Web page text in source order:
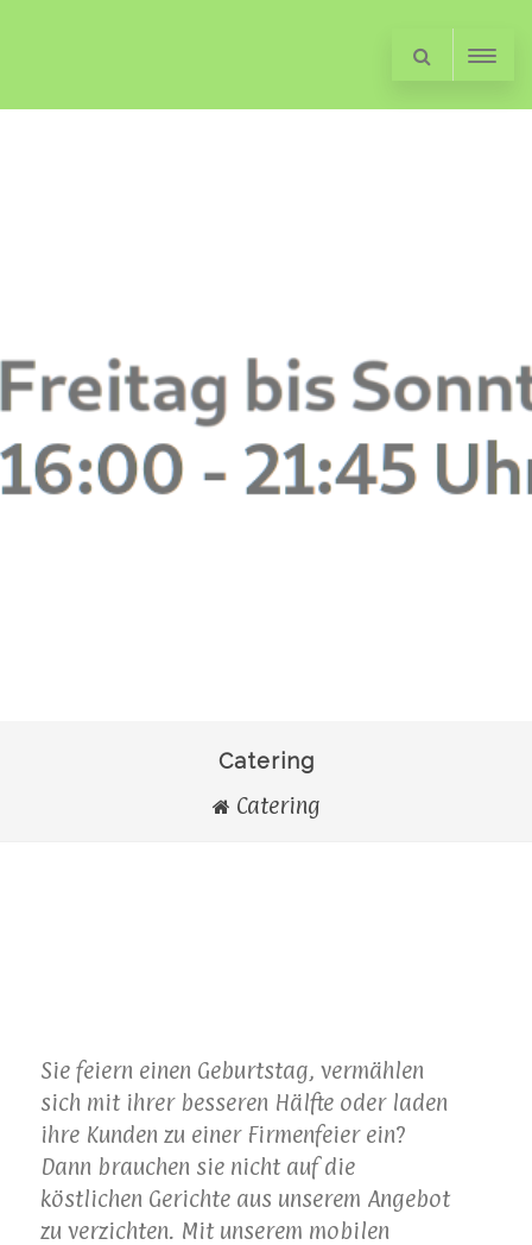
Catering
Catering
Sie feiern einen Geburtstag, vermählen
sich mit ihrer besseren Hälfte oder laden
ihre Kunden zu einer Firmenfeier ein?
Dann brauchen sie nicht auf die
köstlichen Gerichte aus unserem Angebot
zu verzichten. Mit unserem mobilen